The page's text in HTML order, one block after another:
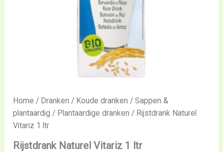
Home / Dranken / Koude dranken /Sappen &
plantaardig / Plantaardige dranken / Rijstdrank Naturel
Vitariz 1 ltr
Rijstdrank Naturel Vitariz 1 ltr